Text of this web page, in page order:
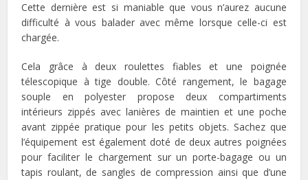
Cette dernière est si maniable que vous n’aurez aucune
difficulté à vous balader avec même lorsque celle-ci est
chargée.
Cela grâce à deux roulettes fiables et une poignée
télescopique à tige double. Côté rangement, le bagage
souple en polyester propose deux compartiments
intérieurs zippés avec lanières de maintien et une poche
avant zippée pratique pour les petits objets. Sachez que
l’équipement est également doté de deux autres poignées
pour faciliter le chargement sur un porte-bagage ou un
tapis roulant, de sangles de compression ainsi que d’une